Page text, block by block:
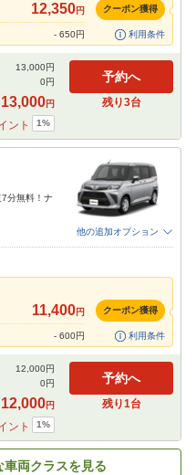
12,350円
- 650円
クーポン獲得
利用条件
13,000円
0円
13,000円
ント 1%
予約へ
残り3台
分無料！ナ
他の追加オプション
11,400円
- 600円
クーポン獲得
利用条件
12,000円
0円
12,000円
ント 1%
予約へ
残り1台
両クラスを見る